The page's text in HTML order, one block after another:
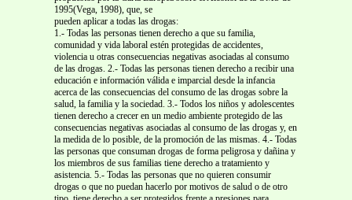
1995(Vega, 1998), que, se
pueden aplicar a todas las drogas:
1.- Todas las personas tienen derecho a que su familia,
comunidad y vida laboral estén protegidas de accidentes,
violencia u otras consecuencias negativas asociadas al consumo
de las drogas. 2.- Todas las personas tienen derecho a recibir una
educación e información válida e imparcial desde la infancia
acerca de las consecuencias del consumo de las drogas sobre la
salud, la familia y la sociedad. 3.- Todos los niños y adolescentes
tienen derecho a crecer en un medio ambiente protegido de las
consecuencias negativas asociadas al consumo de las drogas y, en
la medida de lo posible, de la promoción de las mismas. 4.- Todas
las personas que consuman drogas de forma peligrosa y dañina y
los miembros de sus familias tiene derecho a tratamiento y
asistencia. 5.- Todas las personas que no quieren consumir
drogas o que no puedan hacerlo por motivos de salud o de otro